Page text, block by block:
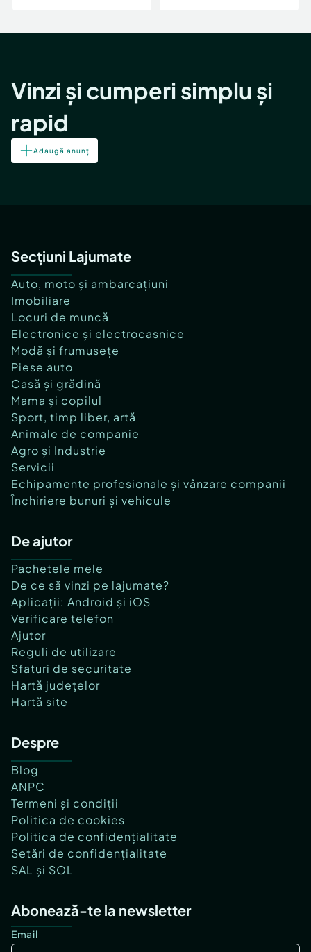
Vinzi și cumperi simplu și
rapid
Adaugă anunț
Secțiuni Lajumate
Auto, moto și ambarcațiuni
Imobiliare
Locuri de muncă
Electronice și electrocasnice
Modă și frumusețe
Piese auto
Casă și grădină
Mama și copilul
Sport, timp liber, artă
Animale de companie
Agro și Industrie
Servicii
Echipamente profesionale și vânzare companii
Închiriere bunuri și vehicule
De ajutor
Pachetele mele
De ce să vinzi pe lajumate?
Aplicații: Android și iOS
Verificare telefon
Ajutor
Reguli de utilizare
Sfaturi de securitate
Hartă județelor
Hartă site
Despre
Blog
ANPC
Termeni și condiții
Politica de cookies
Politica de confidențialitate
Setări de confidențialitate
SAL și SOL
Abonează-te la newsletter
Email